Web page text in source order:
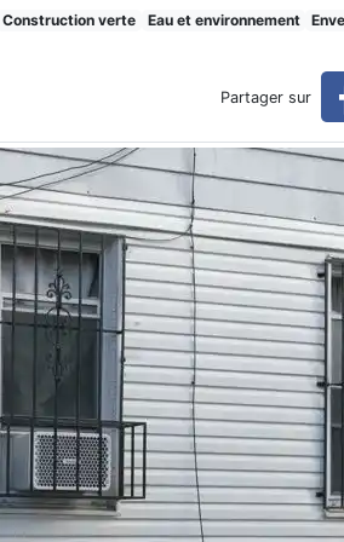
: des
Construction verte Eau et environnement
Partager sur